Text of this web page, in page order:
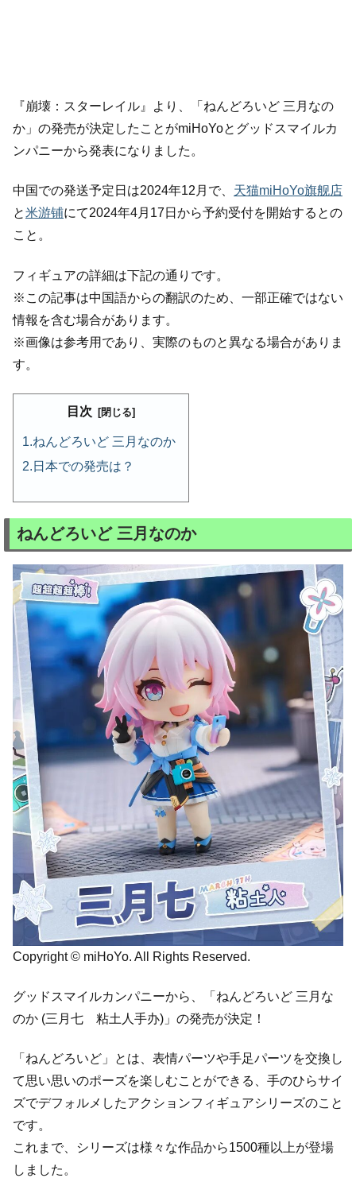
『崩壊：スターレイル』より、「ねんどろいど 三月なの
か」の発売が決定したことがmiHoYoとグッドスマイルカ
ンパニーから発表になりました。
中国での発送予定日は2024年12月で、 天猫miHoYo旗舰店
と米游铺にて2024年4月17日から予約受付を開始するとの
こと。
フィギュアの詳細は下記の通りです。
※この記事は中国語からの翻訳のため、一部正確ではない
情報を含む場合があります。
※画像は参考用であり、実際のものと異なる場合がありま
す。
目次
ねんどろいど 三月なのか
日本での発売は？
ねんどろいど 三月なのか
Copyright © miHoYo. All Rights Reserved.
グッドスマイルカンパニーから、「ねんどろいど 三月な
のか (三月七 粘土人手办)」の発売が決定！
「ねんどろいど」とは、表情パーツや手足パーツを交換し
て思い思いのポーズを楽しむことができる、手のひらサイ
ズでデフォルメしたアクションフィギュアシリーズのこと
です。
これまで、シリーズは様々な作品から1500種以上が登場
しました。